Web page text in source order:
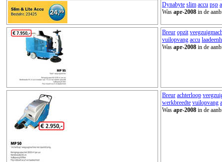
Dynabyte slim accu psp
Was apr-2008 in de
Breur opzit
vuilopvang accu
Was apr-2008 in de
Breur achterloop
werkbreedte vuilopvang
Was apr-2008 in de